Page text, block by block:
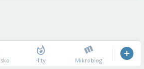
Hity Mikroblog